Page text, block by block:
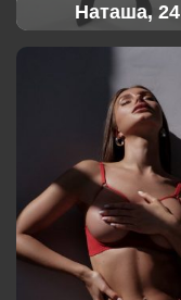
Наташа, 24